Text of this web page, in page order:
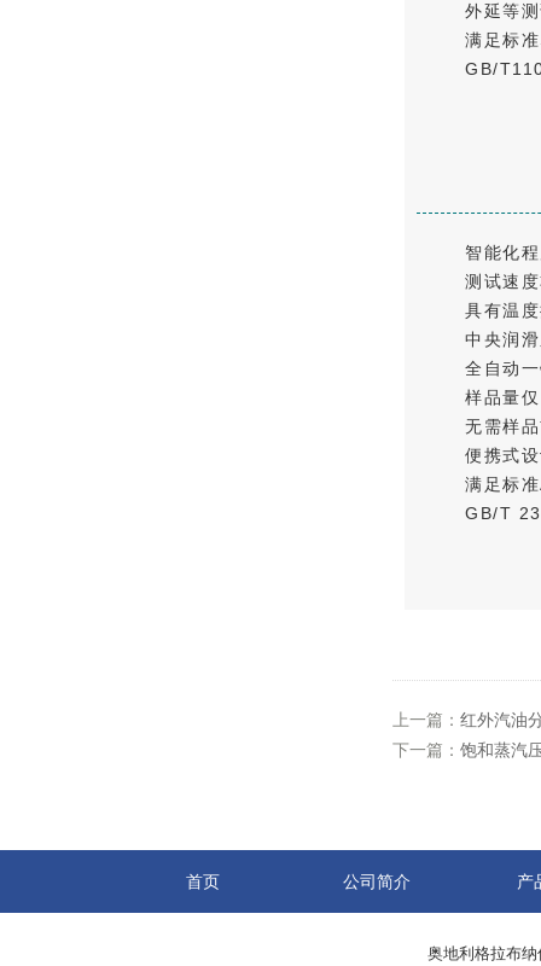
外延等
满足标
GB/
智能化
测试速
具有温
中央润
全自动
样品量
无需样
便携式
满足标
GB/T
上一篇： 红外汽油
下一篇： 饱和蒸汽
首页 公司简介 产
奥地利格拉布